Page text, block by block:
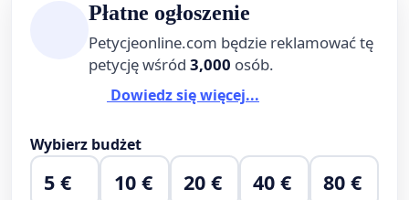
Płatne ogłoszenie
Petycjeonline.com będzie reklamować tę
petycję wśród 3,000 osób.
Dowiedz się więcej...
Wybierz budżet
5 € 10 € 20 € 40 € 80 €